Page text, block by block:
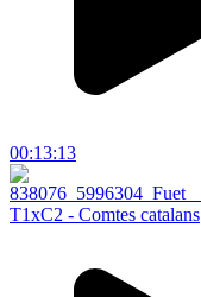
00:13:13
T1xC2 - Comtes catalans